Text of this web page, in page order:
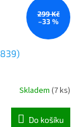
299 Kč
–33 %
Skladem (7 ks)
Do košíku